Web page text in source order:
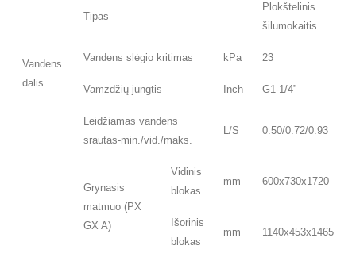
Vandens
dalis
Tipas
Plokštelinis
šilumokaitis
Vandens slėgio kritimas kPa 23
Vamzdžių jungtis Inch G1-1/4”
Leidžiamas vandens
srautas-min./vid./maks.
L/S 0.50/0.72/0.93
Grynasis
matmuo (PX
GX A)
Vidinis
blokas
mm 600x730x1720
Išorinis
blokas
mm 1140x453x1465